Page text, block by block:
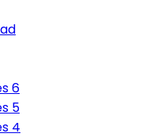
6
5
4